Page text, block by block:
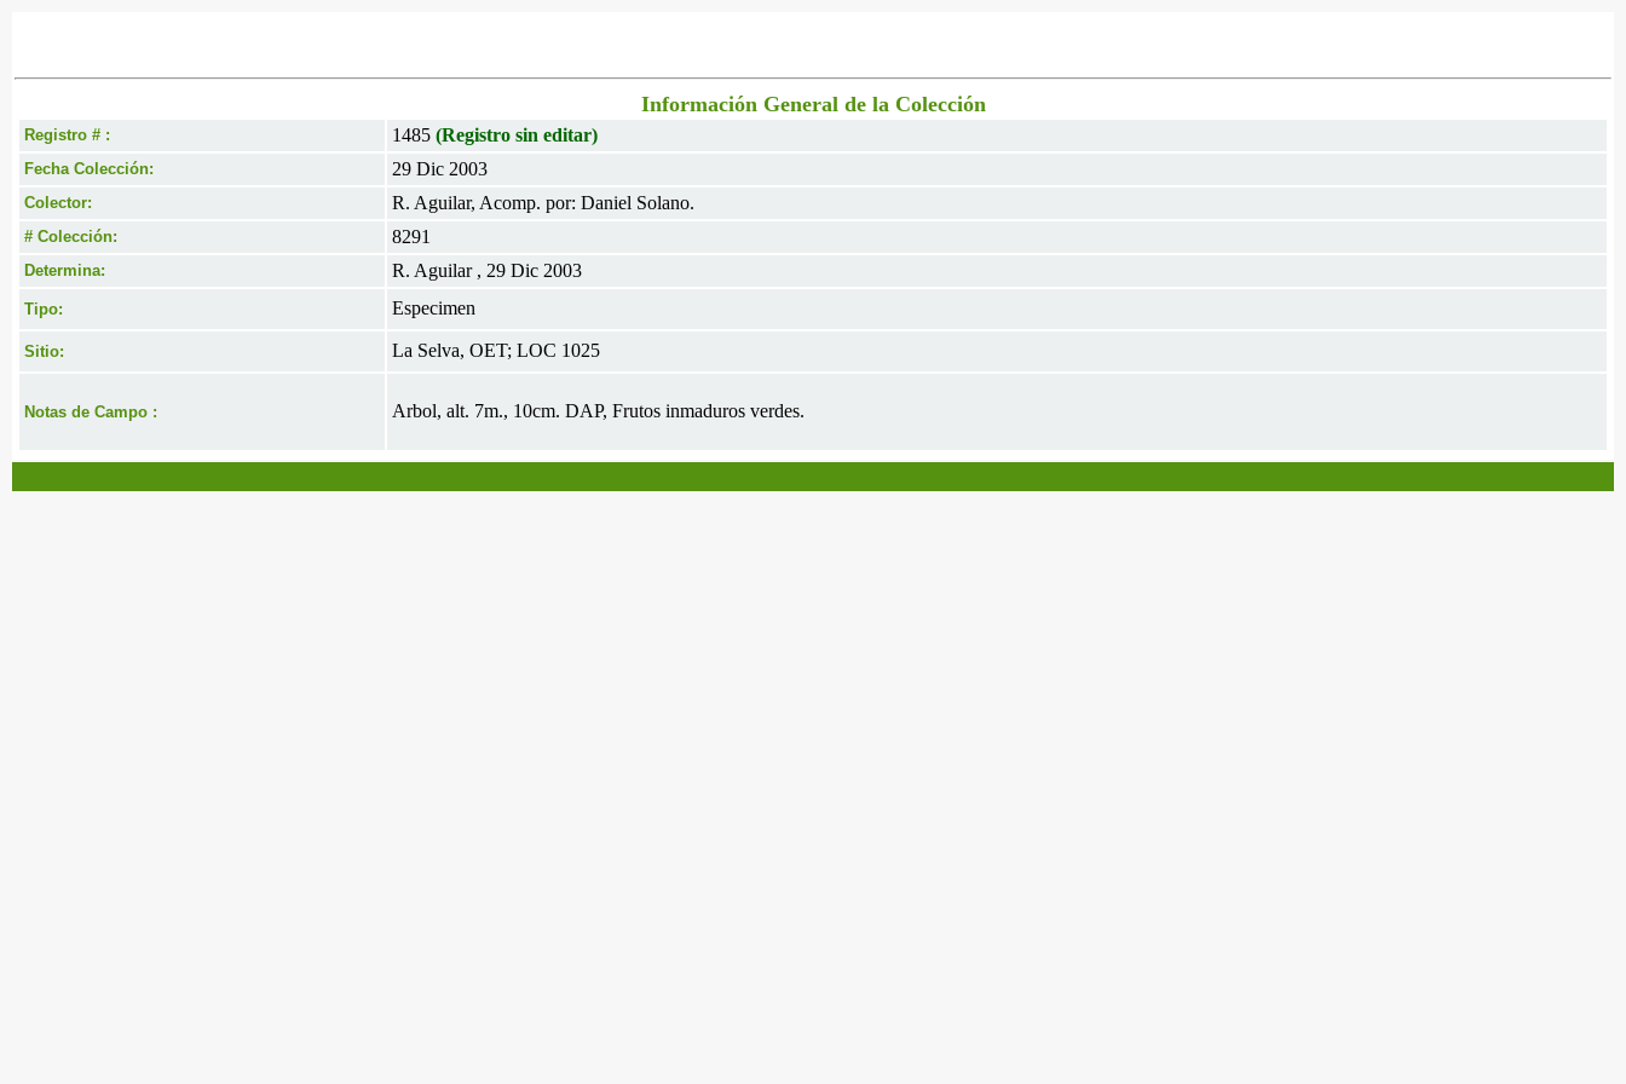
Información General de la Colección
Registro # : 1485 (Registro sin editar)
Fecha Colección: 29 Dic 2003
Colector: R. Aguilar, Acomp. por: Daniel Solano.
# Colección: 8291
Determina: R. Aguilar , 29 Dic 2003
Tipo: Especimen
Sitio: La Selva, OET; LOC 1025
Notas de Campo : Arbol, alt. 7m., 10cm. DAP, Frutos inmaduros verdes.